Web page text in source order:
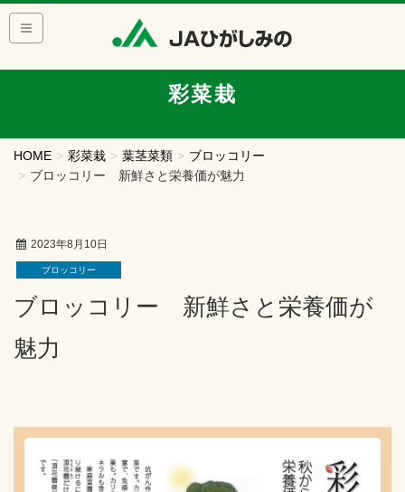
彩菜栽
HOME 彩菜栽 葉茎菜類
ブロッコリー
ブロッコリー 新鮮さと栄養価が魅力
2023年8月10日
ブロッコリー
ブロッコリー 新鮮さと栄養価が
魅力